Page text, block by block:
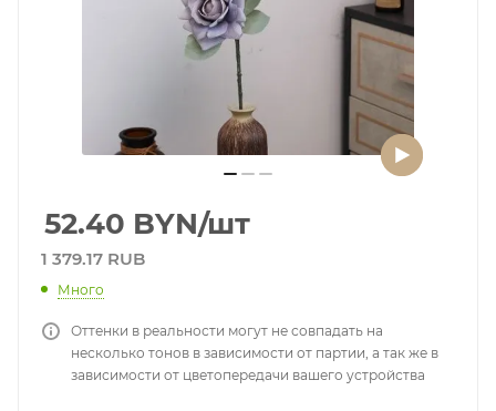
52.40 BYN/шт
1 379.17 RUB
Много
Оттенки в реальности могут не совпадать на
несколько тонов в зависимости от партии, а так же в
зависимости от цветопередачи вашего устройства